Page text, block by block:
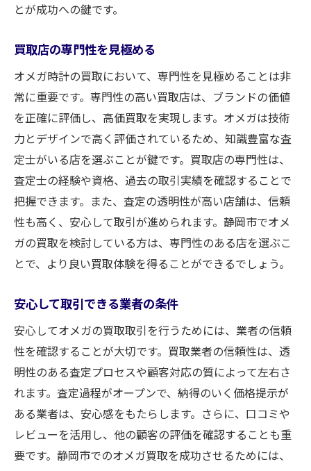
とが成功への鍵です。
買取店の専門性を見極める
オメガ時計の買取において、専門性を見極めることは非
常に重要です。専門性の高い買取店は、ブランドの価値
を正確に評価し、高価買取を実現します。オメガは技術
力とデザインで高く評価されているため、知識豊富な査
定士がいる店を選ぶことが鍵です。買取店の専門性は、
査定士の経験や資格、過去の取引実績を確認することで
把握できます。また、査定の透明性が高い店舗は、信頼
性も高く、安心して取引が進められます。静岡市でオメ
ガの買取を検討している方は、専門性のある店を選ぶこ
とで、より良い買取体験を得ることができるでしょう。
安心して取引できる業者の条件
安心してオメガの買取取引を行うためには、業者の信頼
性を確認することが大切です。買取業者の信頼性は、透
明性のある査定プロセスや顧客対応の質によって左右さ
れます。査定過程がオープンで、納得のいく価格提示が
ある業者は、安心感をもたらします。さらに、口コミや
レビューを活用し、他の顧客の評価を確認することも重
要です。静岡市でのオメガ買取を成功させるためには、